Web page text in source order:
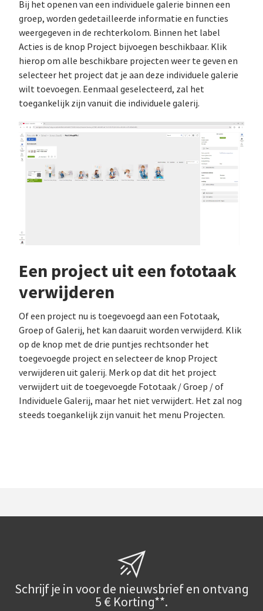
Bij het openen van een individuele galerie binnen een
groep, worden gedetailleerde informatie en functies
weergegeven in de rechterkolom. Binnen het label
Acties is de knop Project bijvoegen beschikbaar. Klik
hierop om alle beschikbare projecten weer te geven en
selecteer het project dat je aan deze individuele galerie
wilt toevoegen. Eenmaal geselecteerd, zal het
toegankelijk zijn vanuit die individuele galerij.
Een project uit een fototaak
verwijderen
Of een project nu is toegevoegd aan een Fototaak,
Groep of Galerij, het kan daaruit worden verwijderd. Klik
op de knop met de drie puntjes rechtsonder het
toegevoegde project en selecteer de knop Project
verwijderen uit galerij. Merk op dat dit het project
verwijdert uit de toegevoegde Fototaak / Groep / of
Individuele Galerij, maar het niet verwijdert. Het zal nog
steeds toegankelijk zijn vanuit het menu Projecten.
Schrijf je in voor de nieuwsbrief en ontvang
5 € Korting**.